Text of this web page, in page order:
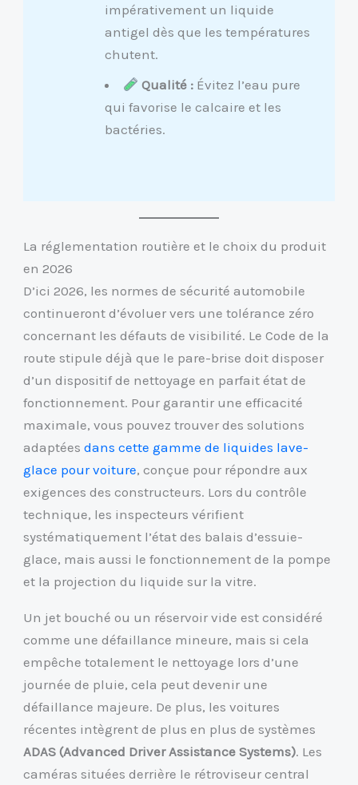
impérativement un liquide
antigel dès que les températures
chutent.
Qualité : Évitez l’eau pure
qui favorise le calcaire et les
bactéries.
La réglementation routière et le choix du produit
en 2026
D’ici 2026, les normes de sécurité automobile
continueront d’évoluer vers une tolérance zéro
concernant les défauts de visibilité. Le Code de la
route stipule déjà que le pare-brise doit disposer
d’un dispositif de nettoyage en parfait état de
fonctionnement. Pour garantir une efficacité
maximale, vous pouvez trouver des solutions
adaptéesdans cette gamme de liquides lave-
glace pour voiture, conçue pour répondre aux
exigences des constructeurs. Lors du contrôle
technique, les inspecteurs vérifient
systématiquement l’état des balais d’essuie-
glace, mais aussi le fonctionnement de la pompe
et la projection du liquide sur la vitre.
Un jet bouché ou un réservoir vide est considéré
comme une défaillance mineure, mais si cela
empêche totalement le nettoyage lors d’une
journée de pluie, cela peut devenir une
défaillance majeure. De plus, les voitures
récentes intègrent de plus en plus de systèmes
ADAS (Advanced Driver Assistance Systems). Les
caméras situées derrière le rétroviseur central